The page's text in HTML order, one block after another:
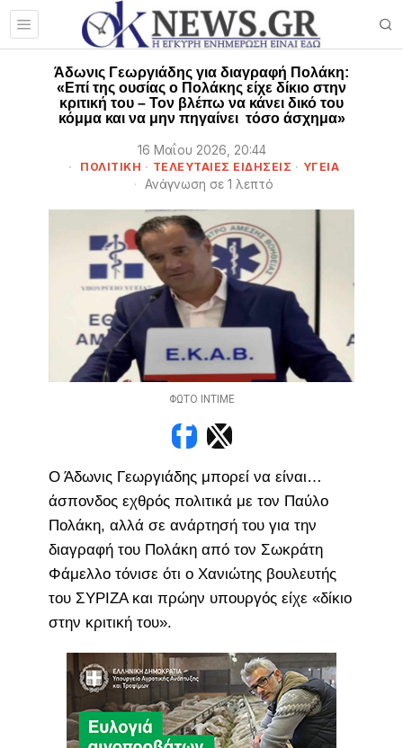
Άδωνις Γεωργιάδης για διαγραφή Πολάκη:
«Επί της ουσίας ο Πολάκης είχε δίκιο στην
κριτική του – Τον βλέπω να κάνει δικό του
κόμμα και να μην πηγαίνει τόσο άσχημα»
16 Μαΐου 2026, 20:44
ΠΟΛΙΤΙΚΗ · ΤΕΛΕΥΤΑΙΕΣ ΕΙΔΗΣΕΙΣ · ΥΓΕΙΑ
Ανάγνωση σε 1 λεπτό
ΦΩΤΟ ΙΝΤΙΜΕ
Ο Άδωνις Γεωργιάδης μπορεί να είναι…
άσπονδος εχθρός πολιτικά με τον Παύλο
Πολάκη, αλλά σε ανάρτησή του για την
διαγραφή του Πολάκη από τον Σωκράτη
Φάμελλο τόνισε ότι ο Χανιώτης βουλευτής
του ΣΥΡΙΖΑ και πρώην υπουργός είχε «δίκιο
στην κριτική του».